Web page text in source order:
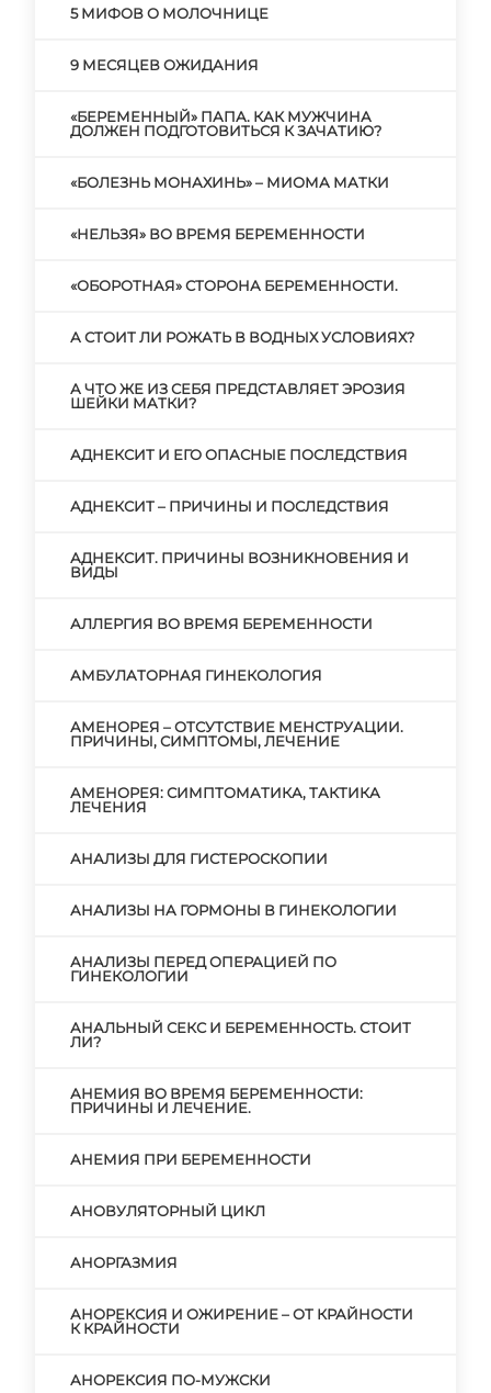
5 МИФОВ О МОЛОЧНИЦЕ
9 МЕСЯЦЕВ ОЖИДАНИЯ
«БЕРЕМЕННЫЙ» ПАПА. КАК МУЖЧИНА
ДОЛЖЕН ПОДГОТОВИТЬСЯ К ЗАЧАТИЮ?
«БОЛЕЗНЬ МОНАХИНЬ» – МИОМА МАТКИ
«НЕЛЬЗЯ» ВО ВРЕМЯ БЕРЕМЕННОСТИ
«ОБОРОТНАЯ» СТОРОНА БЕРЕМЕННОСТИ.
А СТОИТ ЛИ РОЖАТЬ В ВОДНЫХ УСЛОВИЯХ?
А ЧТО ЖЕ ИЗ СЕБЯ ПРЕДСТАВЛЯЕТ ЭРОЗИЯ
ШЕЙКИ МАТКИ?
АДНЕКСИТ И ЕГО ОПАСНЫЕ ПОСЛЕДСТВИЯ
АДНЕКСИТ – ПРИЧИНЫ И ПОСЛЕДСТВИЯ
АДНЕКСИТ. ПРИЧИНЫ ВОЗНИКНОВЕНИЯ И
ВИДЫ
АЛЛЕРГИЯ ВО ВРЕМЯ БЕРЕМЕННОСТИ
АМБУЛАТОРНАЯ ГИНЕКОЛОГИЯ
АМЕНОРЕЯ – ОТСУТСТВИЕ МЕНСТРУАЦИИ.
ПРИЧИНЫ, СИМПТОМЫ, ЛЕЧЕНИЕ
АМЕНОРЕЯ: СИМПТОМАТИКА, ТАКТИКА
ЛЕЧЕНИЯ
АНАЛИЗЫ ДЛЯ ГИСТЕРОСКОПИИ
АНАЛИЗЫ НА ГОРМОНЫ В ГИНЕКОЛОГИИ
АНАЛИЗЫ ПЕРЕД ОПЕРАЦИЕЙ ПО
ГИНЕКОЛОГИИ
АНАЛЬНЫЙ СЕКС И БЕРЕМЕННОСТЬ. СТОИТ
ЛИ?
АНЕМИЯ ВО ВРЕМЯ БЕРЕМЕННОСТИ:
ПРИЧИНЫ И ЛЕЧЕНИЕ.
АНЕМИЯ ПРИ БЕРЕМЕННОСТИ
АНОВУЛЯТОРНЫЙ ЦИКЛ
АНОРГАЗМИЯ
АНОРЕКСИЯ И ОЖИРЕНИЕ – ОТ КРАЙНОСТИ
К КРАЙНОСТИ
АНОРЕКСИЯ ПО-МУЖСКИ